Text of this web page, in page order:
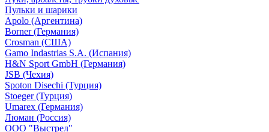
Пульки и шарики
Apolo (Аргентина)
Borner (Германия)
Crosman (США)
Gamo Indastrias S.A. (Испания)
H&N Sport GmbH (Германия)
JSB (Чехия)
Spoton Disechi (Турция)
Stoeger (Турция)
Umarex (Германия)
Люман (Россия)
ООО "Выстрел"